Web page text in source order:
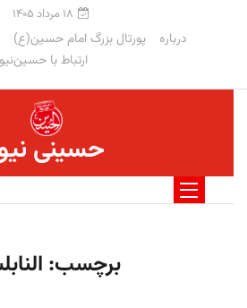
۱۸ مرداد ۱۴۰۵
درباره پورتال بزرگ امام حسین(ع)
ارتباط با
حسینی
برچسب: